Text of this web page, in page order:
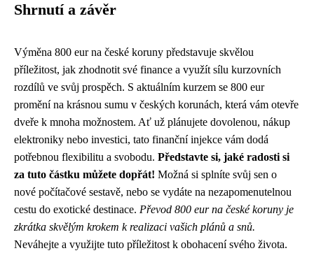
Shrnutí a závěr
Výměna 800 eur na české koruny představuje skvělou
příležitost, jak zhodnotit své finance a využít sílu kurzovních
rozdílů ve svůj prospěch. S aktuálním kurzem se 800 eur
promění na krásnou sumu v českých korunách, která vám otevře
dveře k mnoha možnostem. Ať už plánujete dovolenou, nákup
elektroniky nebo investici, tato finanční injekce vám dodá
potřebnou flexibilitu a svobodu. Představte si, jaké radosti si
za tuto částku můžete dopřát! Možná si splníte svůj sen o
nové počítačové sestavě, nebo se vydáte na nezapomenutelnou
cestu do exotické destinace. Převod 800 eur na české koruny je
zkrátka skvělým krokem k realizaci vašich plánů a snů.
Neváhejte a využijte tuto příležitost k obohacení svého života.